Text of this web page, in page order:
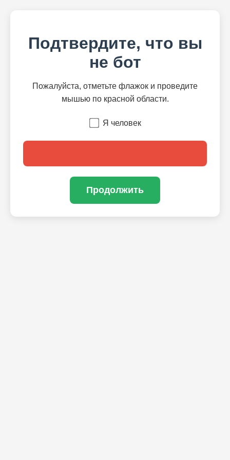
Подтвердите, что вы
не бот
Пожалуйста, отметьте флажок и проведите
мышью по красной области.
Я человек
Продолжить